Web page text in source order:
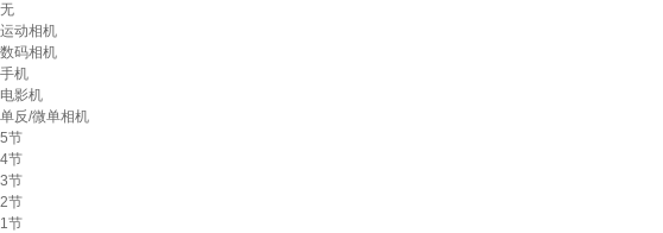
无
运动相机
数码相机
手机
电影机
单反/微单相机
5节
4节
3节
2节
1节